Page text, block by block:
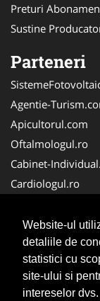
Website-ul
detaliile de
statistici cu
site-ului si
intereselor dvs.
Preturi
Sustine
Parteneri
Agentie-
Apicultorul.com
Oftalmologul.ro
Cabinet-
Cardiologul.ro
CramaVinuri.ro
Centru-Copiere.ro
CentruInchirieri.ro
Medic-Bun.com